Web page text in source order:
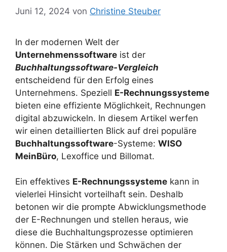
Juni 12, 2024 von Christine Steuber
In der modernen Welt der
Unternehmenssoftware ist der
Buchhaltungssoftware-Vergleich
entscheidend für den Erfolg eines
Unternehmens. Speziell E-Rechnungssysteme
bieten eine effiziente Möglichkeit, Rechnungen
digital abzuwickeln. In diesem Artikel werfen
wir einen detaillierten Blick auf drei populäre
Buchhaltungssoftware-Systeme: WISO
MeinBüro, Lexoffice und Billomat.
Ein effektives E-Rechnungssysteme kann in
vielerlei Hinsicht vorteilhaft sein. Deshalb
betonen wir die prompte Abwicklungsmethode
der E-Rechnungen und stellen heraus, wie
diese die Buchhaltungsprozesse optimieren
können. Die Stärken und Schwächen der